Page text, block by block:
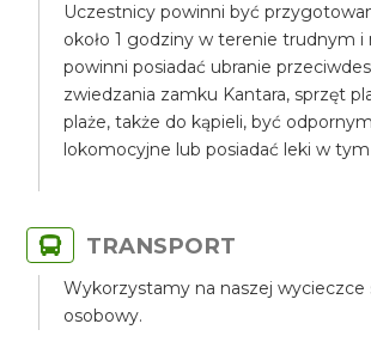
Uczestnicy powinni być
około 1 godziny w terenie trudnym
powinni posiadać ubranie
zwiedzania zamku Kantara, sprzęt
plaże, także do kąpieli, być
lokomocyjne lub posiadać leki w
TRANSPORT
Wykorzystamy na naszej wycieczce
osobowy.